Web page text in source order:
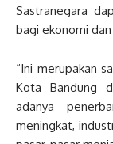
Sastranegara
bagi ekonomi
“Ini merupakan
Kota Bandung
adanya
meningkat,